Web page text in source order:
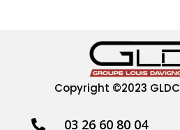
Copyright ©2023 GLDC
 03 26 60 80 04